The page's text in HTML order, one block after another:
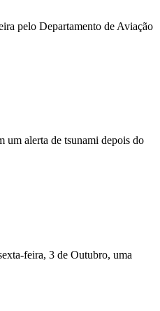
pelo Departamento de Aviação
um alerta de tsunami depois do
feira, 3 de Outubro, uma